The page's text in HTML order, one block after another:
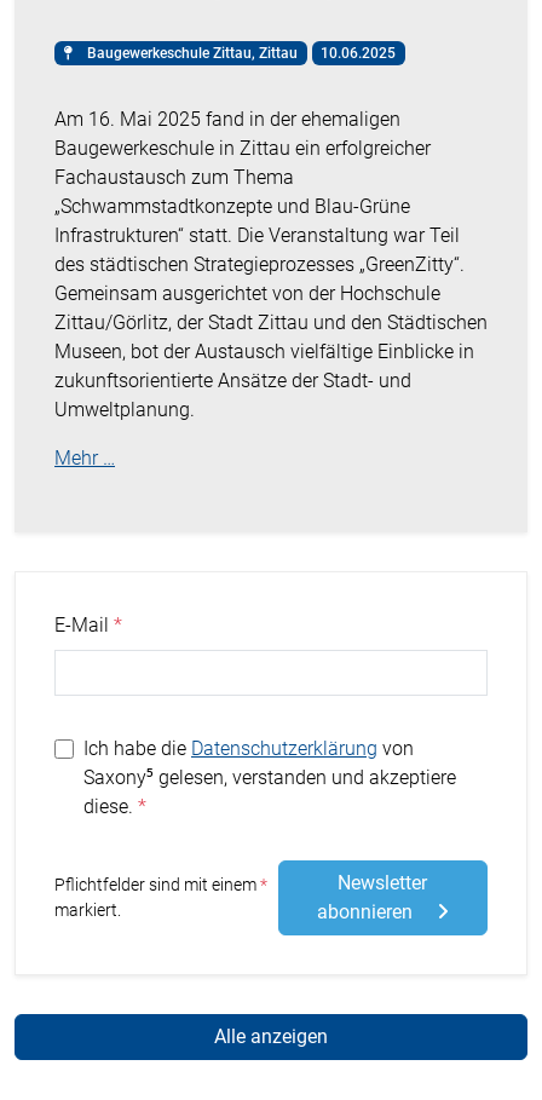
Baugewerkeschule Zittau, Zittau 10.06.2025
Am 16. Mai 2025 fand in der ehemaligen
Baugewerkeschule in Zittau ein erfolgreicher
Fachaustausch zum Thema
„Schwammstadtkonzepte und Blau-Grüne
Infrastrukturen“ statt. Die Veranstaltung war Teil
des städtischen Strategieprozesses „GreenZitty“.
Gemeinsam ausgerichtet von der Hochschule
Zittau/Görlitz, derStadt Zittau und den Städtischen
Museen, bot der Austausch vielfältige Einblicke in
zukunftsorientierte Ansätze der Stadt- und
Umweltplanung.
Mehr …
E-Mail
Ich habe die Datenschutzerklärung von
Saxony⁵ gelesen, verstanden und akzeptiere
diese.
Pflichtfelder sind mit einem Stern
markiert.
Newsletter
abonnieren
Alle anzeigen